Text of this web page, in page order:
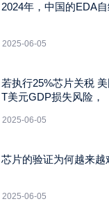
2024年，中国的EDA
2025-06-05
若执行25%芯片关税
T美元GDP损失风险，
2025-06-05
芯片的验证为何越来越
2025-06-05